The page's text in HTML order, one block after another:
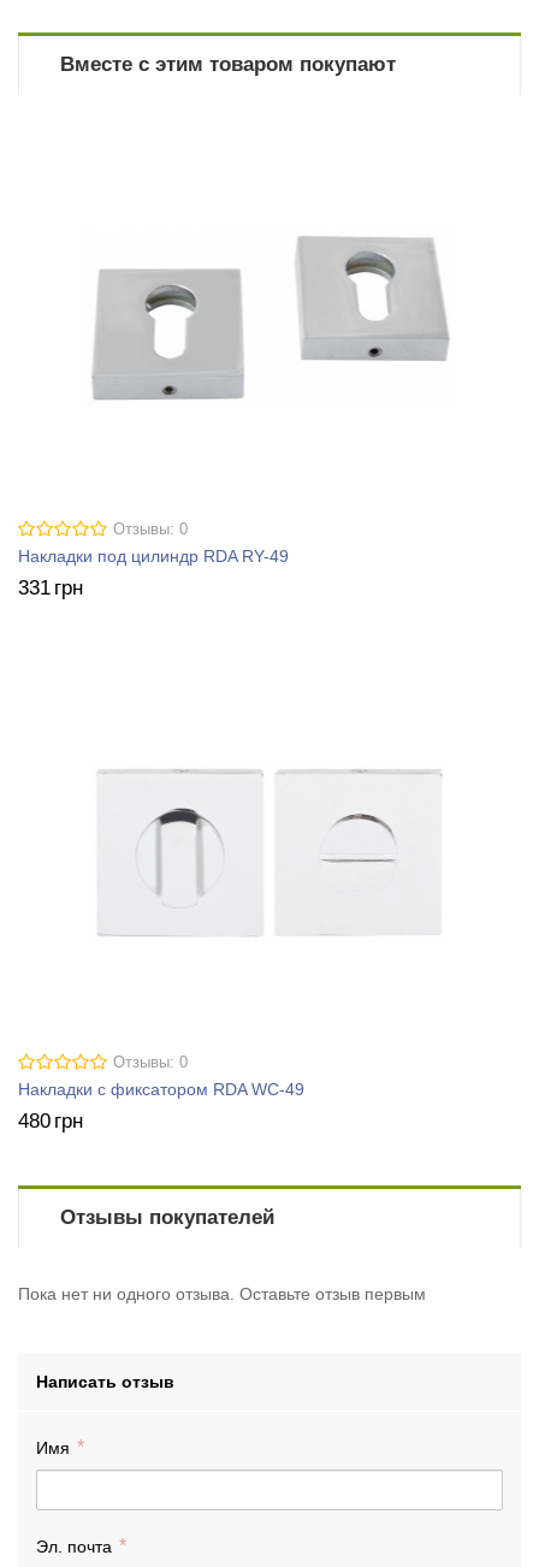
Вместе с этим товаром покупают
Отзывы: 0
Накладки под цилиндр RDA RY-49
331 грн
Отзывы: 0
Накладки с фиксатором RDA WC-49
480 грн
Отзывы покупателей
Пока нет ни одного отзыва. Оставьте отзыв первым
Написать отзыв
Имя
Эл. почта